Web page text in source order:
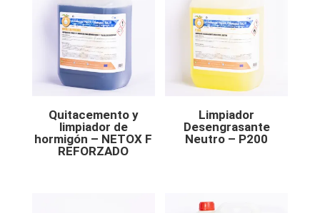
Quitacemento y
limpiador de
hormigón – NETOX F
REFORZADO
Limpiador
Desengrasante
Neutro – P200